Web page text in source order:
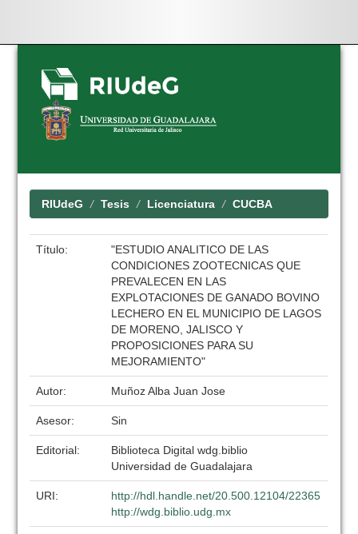
Skip
navigation
RIUdeG Tesis Licenciatura CUCBA
Título:
"ESTUDIO ANALITICO DE LAS
CONDICIONES ZOOTECNICAS QUE
PREVALECEN EN LAS
EXPLOTACIONES DE GANADO BOVINO
LECHERO EN EL MUNICIPIO DE LAGOS
DE MORENO, JALISCO Y
PROPOSICIONES PARA SU
MEJORAMIENTO"
Autor: Muñoz Alba Juan Jose
Asesor: Sin
Editorial:
Biblioteca Digital wdg.biblio
Universidad de Guadalajara
URI:
http://hdl.handle.net/20.500.12104/22365
http://wdg.biblio.udg.mx